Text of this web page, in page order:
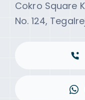
Cokro Square
No. 124,